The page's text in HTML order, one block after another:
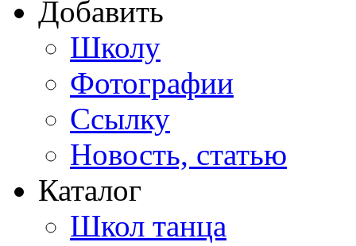
Добавить
Школу
Фотографии
Ссылку
Новость, статью
Каталог
Школ танца